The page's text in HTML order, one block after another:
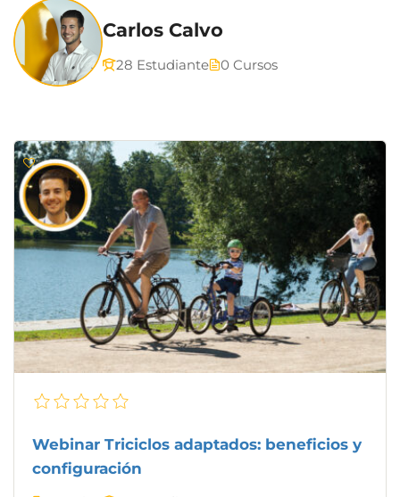
Carlos Calvo
28 Estudiante 0 Cursos
Webinar Triciclos adaptados: beneficios y
configuración